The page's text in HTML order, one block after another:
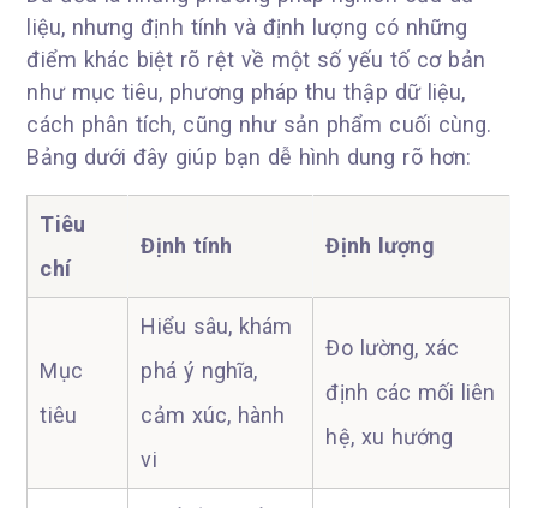
liệu, nhưng định tính và định lượng có những
điểm khác biệt rõ rệt về một số yếu tố cơ bản
như mục tiêu, phương pháp thu thập dữ liệu,
cách phân tích, cũng như sản phẩm cuối cùng.
Bảng dưới đây giúp bạn dễ hình dung rõ hơn:
Tiêu
chí
Định tính Định lượng
Mục
tiêu
Hiểu sâu, khám
phá ý nghĩa,
cảm xúc, hành
vi
Đo lường, xác
định các mối liên
hệ, xu hướng